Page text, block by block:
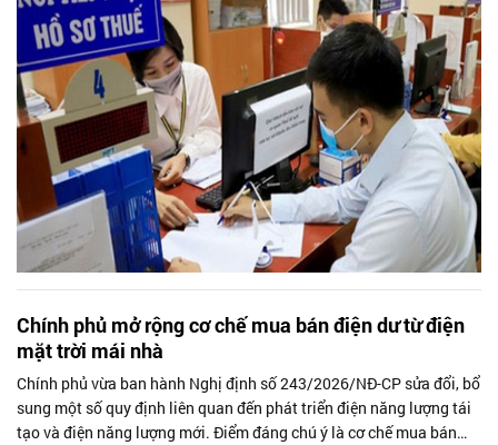
Chính phủ mở rộng cơ chế mua bán điện dư từ điện
mặt trời mái nhà
Chính phủ vừa ban hành Nghị định số 243/2026/NĐ-CP sửa đổi, bổ
sung một số quy định liên quan đến phát triển điện năng lượng tái
tạo và điện năng lượng mới. Điểm đáng chú ý là cơ chế mua bán